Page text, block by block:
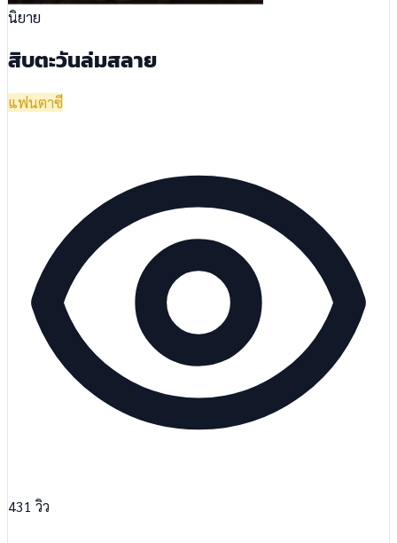
นิยาย
สิบตะวันล่มสลาย
แฟนตาซี
431 วิว